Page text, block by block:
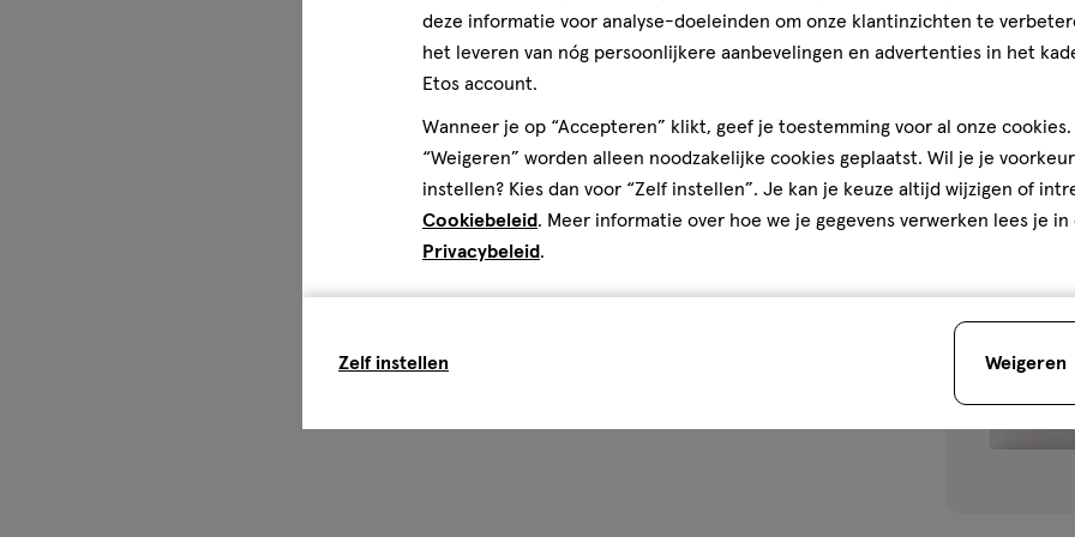
Complex
toevoegen
deze informatie voor analyse-doeleinden om onze klantinzichten te
het leveren van nóg persoonlijkere aanbevelingen en advertenties in het
Etos account.
Wanneer je op “Accepteren” klikt, geef je toestemming voor al onze cookies.
“Weigeren” worden alleen noodzakelijke cookies geplaatst. Wil je je
instellen? Kies dan voor “Zelf instellen”. Je kan je keuze altijd wijzigen of
Cookiebeleid. Meer informatie over hoe we je gegevens verwerken lees je in
Privacybeleid.
Zelf instellen Weigeren